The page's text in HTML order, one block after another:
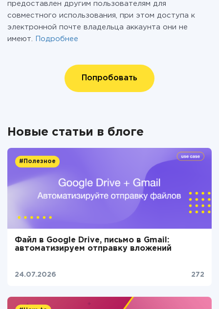
предоставлен другим пользователям для
совместного использования, при этом доступа к
электронной почте владельца аккаунта они не
имеют.
Подробнее
Попробовать
Новые статьи в блоге
#Полезное
Файл в Google Drive, письмо в Gmail:
автоматизируем отправку вложений
24.07.2026 272